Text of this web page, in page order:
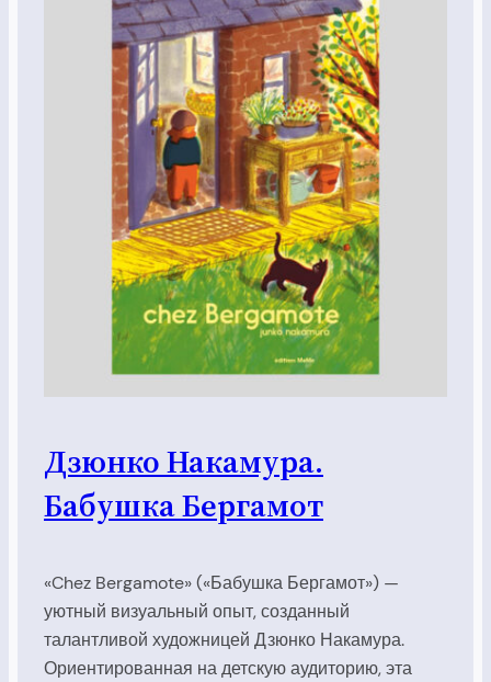
Дзюнко Накамура.
Бабушка Бергамот
«Chez Bergamote» («Бабушка Бергамот») —
уютный визуальный опыт, созданный
талантливой художницей Дзюнко Накамура.
Ориентированная на детскую аудиторию, эта